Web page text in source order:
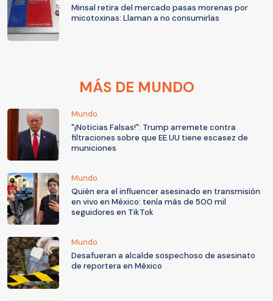
Minsal retira del mercado pasas morenas por
micotoxinas: Llaman a no consumirlas
MÁS DE MUNDO
Mundo
"¡Noticias Falsas!": Trump arremete contra
filtraciones sobre que EE.UU tiene escasez de
municiones
Mundo
Quién era el influencer asesinado en transmisión
en vivo en México: tenía más de 500 mil
seguidores en TikTok
Mundo
Desafueran a alcalde sospechoso de asesinato
de reportera en México